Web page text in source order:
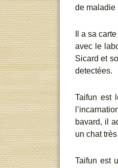
de maladie
Il a sa
avec le
Sicard et
detectées.
Taifun est
bavard, il
un chat
Taifun est